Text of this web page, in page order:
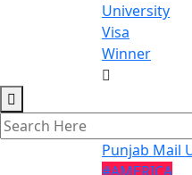
University
Visa
Winner
Punjab Mail